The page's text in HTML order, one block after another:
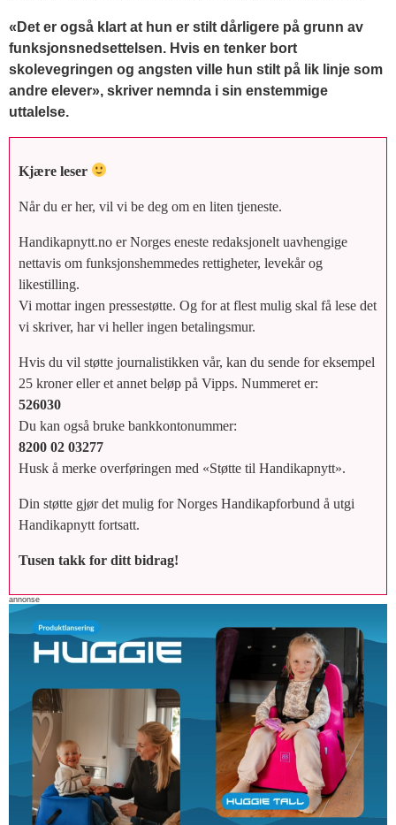
«Det er også klart at hun er stilt dårligere på grunn av
funksjonsnedsettelsen. Hvis en tenker bort
skolevegringen og angsten ville hun stilt på lik linje som
andre elever», skriver nemnda i sin enstemmige
uttalelse.
Kjære leser
Når du er her, vil vi be deg om en liten tjeneste.
Handikapnytt.no er Norges eneste redaksjonelt uavhengige
nettavis om funksjonshemmedes rettigheter, levekår og
likestilling.
Vi mottar ingen pressestøtte. Og for at flest mulig skal få lese det
vi skriver, har vi heller ingen betalingsmur.
Hvis du vil støtte journalistikken vår, kan du sende for eksempel
25 kroner eller et annet beløp på Vipps. Nummeret er:
526030
Du kan også bruke bankkontonummer:
8200 02 03277
Husk å merke overføringen med «Støtte til Handikapnytt».
Din støtte gjør det mulig for Norges Handikapforbund å utgi
Handikapnytt fortsatt.
Tusen takk for ditt bidrag!
annonse